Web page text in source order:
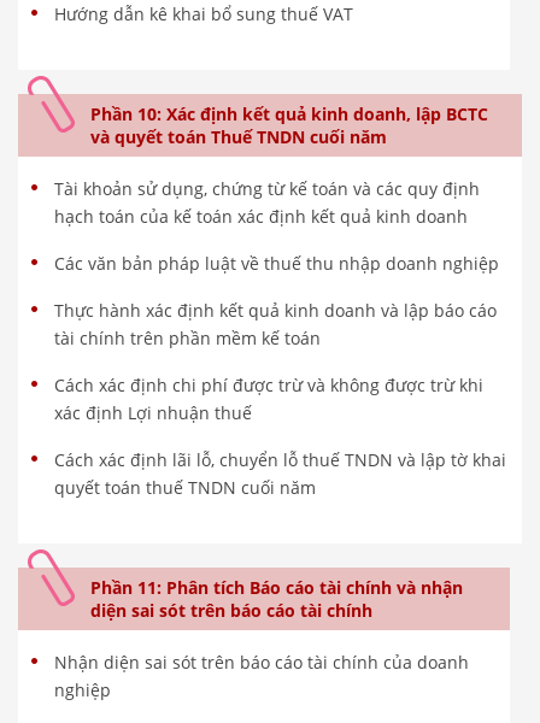
Hướng dẫn kê khai bổ sung thuế VAT
Phần 10: Xác định kết quả kinh doanh, lập BCTC
và quyết toán Thuế TNDN cuối năm
Tài khoản sử dụng, chứng từ kế toán và các quy định
hạch toán của kế toán xác định kết quả kinh doanh
Các văn bản pháp luật về thuế thu nhập doanh nghiệp
Thực hành xác định kết quả kinh doanh và lập báo cáo
tài chính trên phần mềm kế toán
Cách xác định chi phí được trừ và không được trừ khi
xác định Lợi nhuận thuế
Cách xác định lãi lỗ, chuyển lỗ thuế TNDN và lập tờ khai
quyết toán thuế TNDN cuối năm
Phần 11: Phân tích Báo cáo tài chính và nhận
diện sai sót trên báo cáo tài chính
Nhận diện sai sót trên báo cáo tài chính của doanh
nghiệp